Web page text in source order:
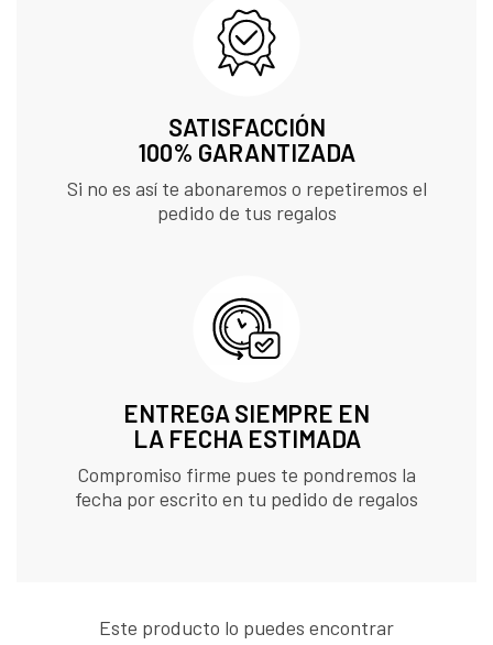
SATISFACCIÓN
100% GARANTIZADA
Si no es así te abonaremos o repetiremos el
pedido de tus regalos
ENTREGA SIEMPRE EN
LA FECHA ESTIMADA
Compromiso firme pues te pondremos la
fecha por escrito en tu pedido de regalos
Este producto lo puedes encontrar